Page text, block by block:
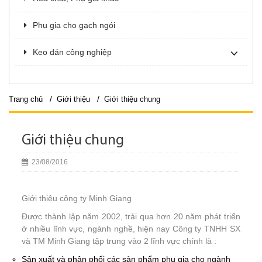
Phụ gia cho gạch ngói
Keo dán công nghiệp
Trang chủ / Giới thiệu / Giới thiệu chung
Giới thiệu chung
23/08/2016
Giới thiệu công ty Minh Giang
Được thành lập năm 2002, trải qua hơn 20 năm phát triển
ở nhiều lĩnh vực, ngành nghề, hiện nay Công ty TNHH SX
và TM Minh Giang tập trung vào 2 lĩnh vực chính là :
Sản xuất và phân phối các sản phẩm phụ gia cho ngành